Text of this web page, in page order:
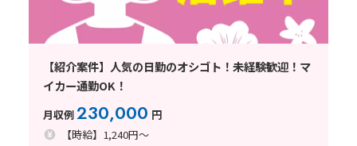
【紹介案件】人気の日勤のオシゴト！未経験歓迎！マ
イカー通勤OK！
月収例230,000 円
【時給】1,240円～